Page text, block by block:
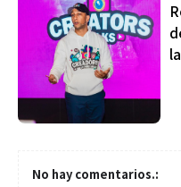
No hay comentarios.: